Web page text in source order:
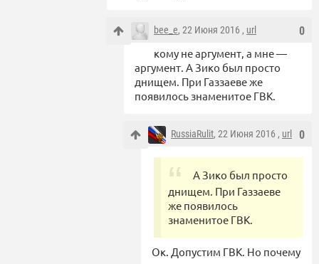
0
bee_e, 22 Июня 2016 , url
кому не аргумент, а мне —
аргумент. А Зико был просто
днищем. При Газзаеве же
появилось знаменитое ГВК.
0
RussiaRulit, 22 Июня 2016 , url
А Зико был просто
днищем. При Газзаеве
же появилось
знаменитое ГВК.
Ок. Допустим ГВК. Но почему